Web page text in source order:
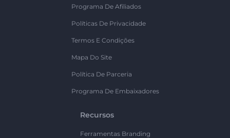
Programa De Afiliados
Políticas De Privacidade
Termos E Condições
Mapa Do Site
Política De Parceria
Programa De Embaixadores
Recursos
Ferramentas Branding